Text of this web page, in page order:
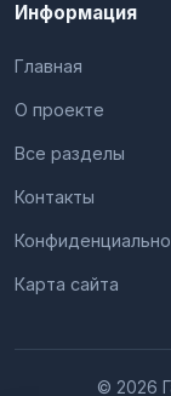
Информация
Главная
О проекте
Все разделы
Контакты
Карта сайта
© 2026